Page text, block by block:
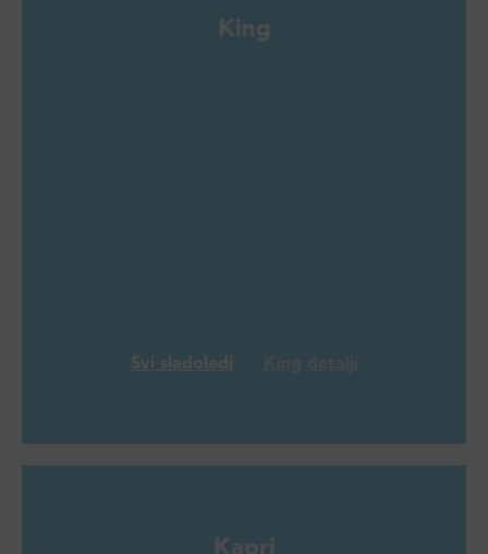
King
Svi sladoledi
Kapri